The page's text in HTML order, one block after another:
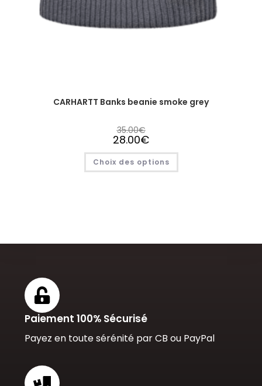
CARHARTT Banks beanie smoke grey
35.00€
28.00€
Choix des options
Paiement 100% Sécurisé
Payez en toute sérénité par CB ou PayPal